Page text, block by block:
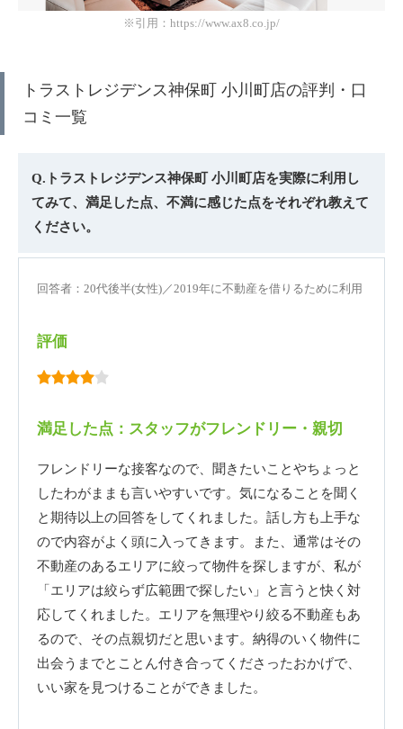
※引用：https://www.ax8.co.jp/
トラストレジデンス神保町 小川町店の評判・口
コミ一覧
Q.トラストレジデンス神保町 小川町店を実際に利用し
てみて、満足した点、不満に感じた点をそれぞれ教えて
ください。
回答者：20代後半(女性)／2019年に不動産を借りるために利用
評価
満足した点：スタッフがフレンドリー・親切
フレンドリーな接客なので、聞きたいことやちょっと
したわがままも言いやすいです。気になることを聞く
と期待以上の回答をしてくれました。話し方も上手な
ので内容がよく頭に入ってきます。また、通常はその
不動産のあるエリアに絞って物件を探しますが、私が
「エリアは絞らず広範囲で探したい」と言うと快く対
応してくれました。エリアを無理やり絞る不動産もあ
るので、その点親切だと思います。納得のいく物件に
出会うまでとことん付き合ってくださったおかげで、
いい家を見つけることができました。